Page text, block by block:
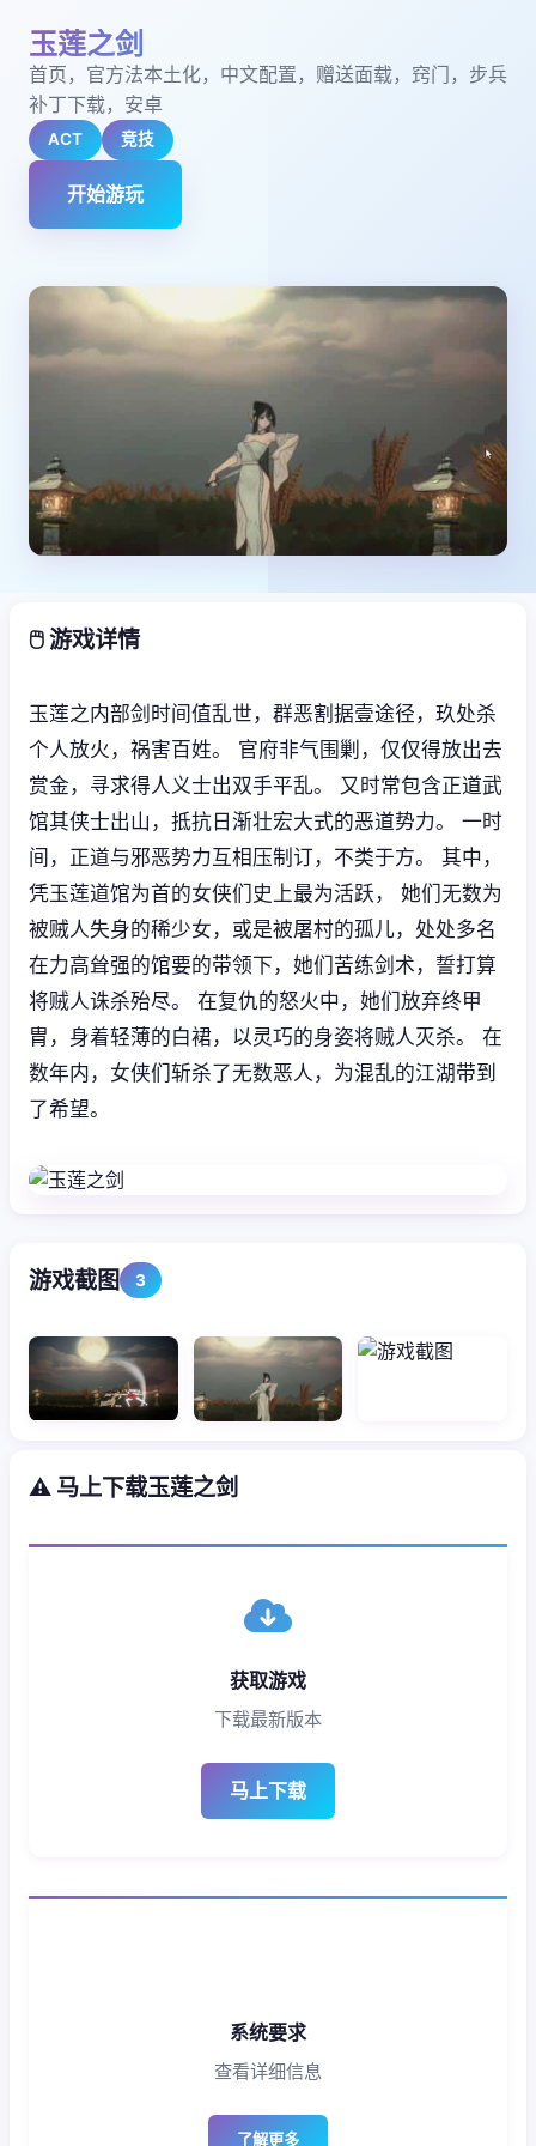
玉莲之剑
首页，官方法本土化，中文配置，赠送面载，窍门，步兵
补丁下载，安卓
ACT 竞技
开始游玩
🖱️ 游戏详情
玉莲之内部剑时间值乱世，群恶割据壹途径，玖处杀
个人放火，祸害百姓。 官府非气围剿，仅仅得放出去
赏金，寻求得人义士出双手平乱。 又时常包含正道武
馆其侠士出山，抵抗日渐壮宏大式的恶道势力。 一时
间，正道与邪恶势力互相压制订，不类于方。 其中，
凭玉莲道馆为首的女侠们史上最为活跃， 她们无数为
被贼人失身的稀少女，或是被屠村的孤儿，处处多名
在力高耸强的馆要的带领下，她们苦练剑术，誓打算
将贼人诛杀殆尽。 在复仇的怒火中，她们放弃终甲
胄，身着轻薄的白裙，以灵巧的身姿将贼人灭杀。 在
数年内，女侠们斩杀了无数恶人，为混乱的江湖带到
了希望。
游戏截图 3
⚠️ 马上下载玉莲之剑
获取游戏
下载最新版本
马上下载
系统要求
查看详细信息
了解更多